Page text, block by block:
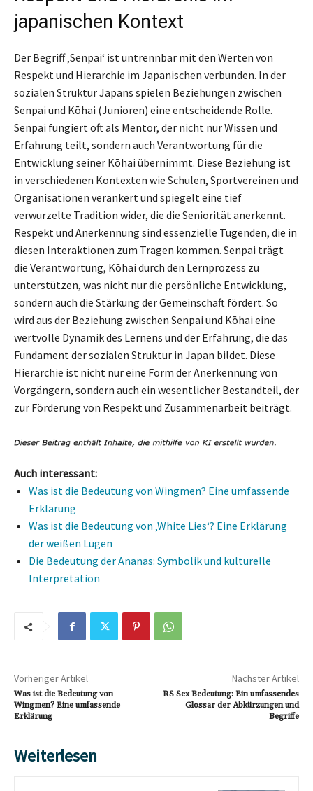
japanischen Kontext
Der Begriff ‚Senpai‘ ist untrennbar mit den Werten von
Respekt und Hierarchie im Japanischen verbunden. In der
sozialen Struktur Japans spielen Beziehungen zwischen
Senpai und Kōhai (Junioren) eine entscheidende Rolle.
Senpai fungiert oft als Mentor, der nicht nur Wissen und
Erfahrung teilt, sondern auch Verantwortung für die
Entwicklung seiner Kōhai übernimmt. Diese Beziehung ist
in verschiedenen Kontexten wie Schulen, Sportvereinen und
Organisationen verankert und spiegelt eine tief
verwurzelte Tradition wider, die die Seniorität anerkennt.
Respekt und Anerkennung sind essenzielle Tugenden, die in
diesen Interaktionen zum Tragen kommen. Senpai trägt
die Verantwortung, Kōhai durch den Lernprozess zu
unterstützen, was nicht nur die persönliche Entwicklung,
sondern auch die Stärkung der Gemeinschaft fördert. So
wird aus der Beziehung zwischen Senpai und Kōhai eine
wertvolle Dynamik des Lernens und der Erfahrung, die das
Fundament der sozialen Struktur in Japan bildet. Diese
Hierarchie ist nicht nur eine Form der Anerkennung von
Vorgängern, sondern auch ein wesentlicher Bestandteil, der
zur Förderung von Respekt und Zusammenarbeit beiträgt.
Auch interessant:
Was ist die Bedeutung von Wingmen? Eine umfassende
Erklärung
Was ist die Bedeutung von ‚White Lies‘? Eine Erklärung
der weißen Lügen
Die Bedeutung der Ananas: Symbolik und kulturelle
Interpretation
Vorheriger Artikel
Was ist die Bedeutung von
Wingmen? Eine umfassende
Erklärung
Nächster Artikel
RS Sex Bedeutung: Ein umfassendes
Glossar der Abkürzungen und
Begriffe
Weiterlesen